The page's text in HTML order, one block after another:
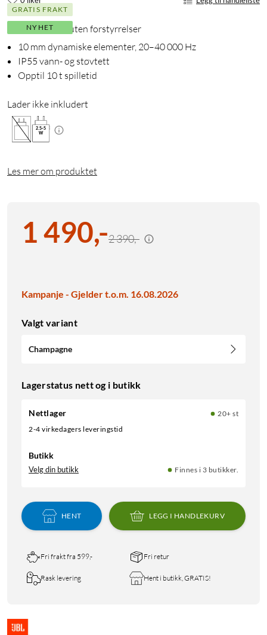
GRATIS FRAKT
NYHET
Nyt Hi-Res-lyd uten forstyrrelser
10 mm dynamiske elementer, 20–40 000 Hz
IP55 vann- og støvtett
Opptil 10 t spilletid
Lader ikke inkludert
2.5-5
W
Les mer om produktet
1 490,-2 390,-
Kampanje - Gjelder t.o.m. 16.08.2026
Valgt variant
Champagne
Lagerstatus nett og i butikk
Nettlager
20+ st
2-4 virkedagers leveringstid
Butikk
Velg din butikk Finnes i 3 butikker.
HENT LEGG I HANDLEKURV
Fri frakt fra 599,- Fri retur
Rask levering Hent i butikk, GRATIS!